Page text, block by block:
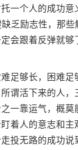
一个人的成功意
乏励志性，那
会跟着反弹就够
够长，困难足
谓活下来的人，
一靠运气，概莫
着人的意志和主
投无路的成功说